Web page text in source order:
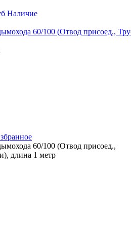
Наличие
60/100 (Отвод присоед.,
60/100 (Отвод присоед.,
длина 1 метр